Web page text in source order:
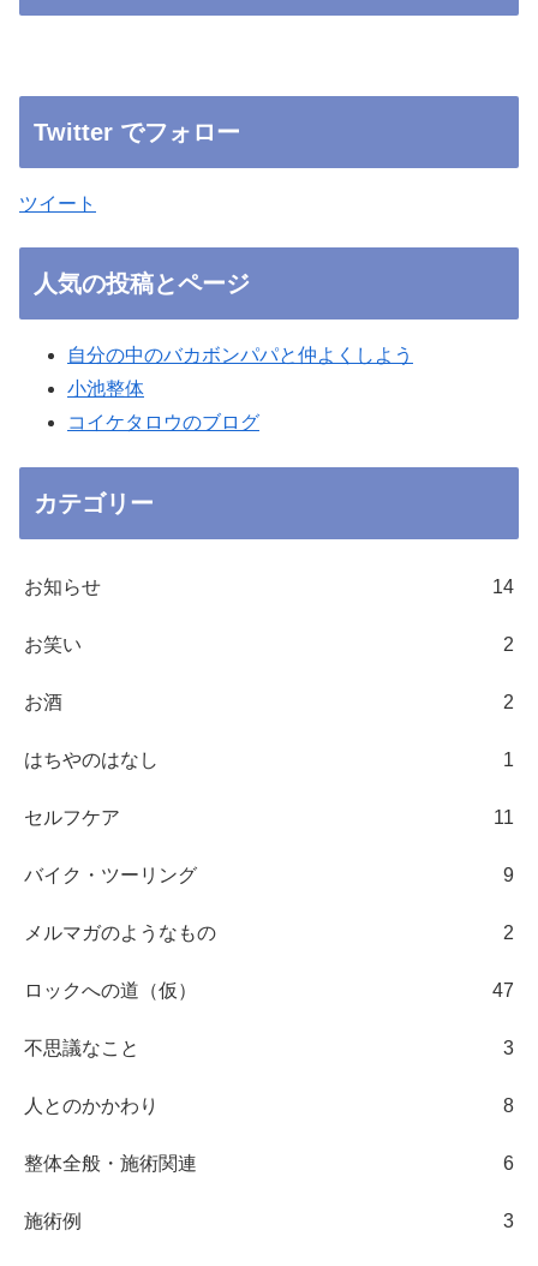
Twitter でフォロー
ツイート
人気の投稿とページ
自分の中のバカボンパパと仲よくしよう
小池整体
コイケタロウのブログ
カテゴリー
お知らせ 14
お笑い 2
お酒 2
はちやのはなし 1
セルフケア 11
バイク・ツーリング 9
メルマガのようなもの 2
ロックへの道（仮） 47
不思議なこと 3
人とのかかわり 8
整体全般・施術関連 6
施術例 3